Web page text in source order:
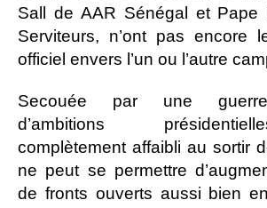
Sall de AAR Sénégal et Pape
Serviteurs, n’ont pas encore
officiel envers l’un ou l’autre
Secouée par une guerre
d’ambitions
complètement affaibli au sortir
ne peut se permettre
de fronts ouverts aussi bien